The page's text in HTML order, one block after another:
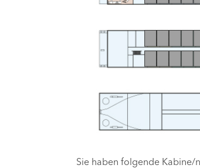
Sie haben folgende Kabine/